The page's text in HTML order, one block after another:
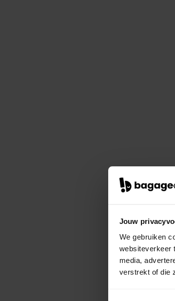
Jouw
We gebruiken
websiteverkeer
media,
verstrekt of die